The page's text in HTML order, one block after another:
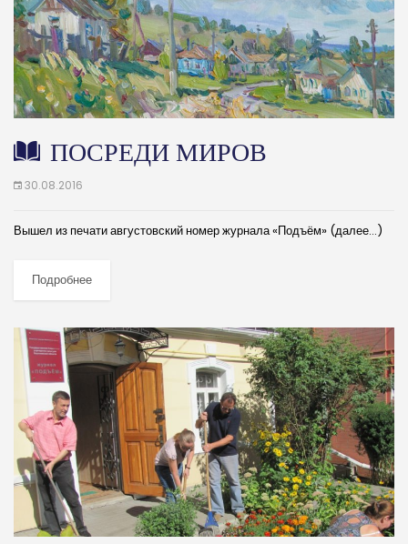
ПОСРЕДИ МИРОВ
30.08.2016
Вышел из печати августовский номер журнала «Подъём» (далее…)
Подробнее